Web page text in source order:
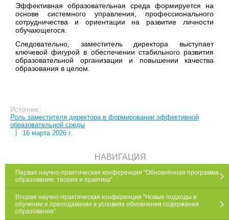
Эффективная образовательная среда формируется на
основе системного управления, профессионального
сотрудничества и ориентации на развитие личности
обучающегося.
Следовательно, заместитель директора выступает
ключевой фигурой в обеспечении стабильного развития
образовательной организации и повышении качества
образования в целом.
Источник:
Роль заместителя директора в формировании эффективной
образовательной среды
16 марта 2026 г.
НАВИГАЦИЯ
Первая научно-практическая конференция "Обновлённая программа
образования: теория и практика"
Вторая научно-практическая конференция "Новые подходы в
обучении и преподавании в условиях обновления содержания
образования"